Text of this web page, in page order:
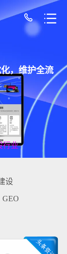
，维护全流
行业
设
GEO